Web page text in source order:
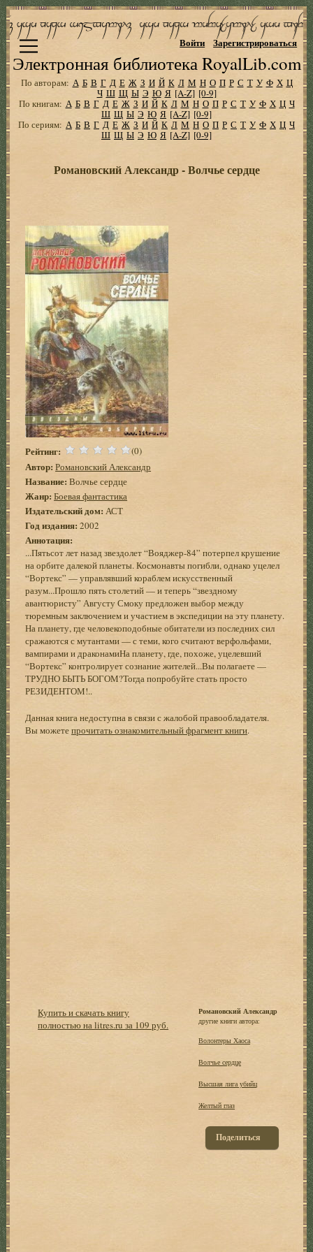
Электронная библиотека RoyalLib.com
Войти Зарегистрироваться
По авторам: А Б В Г Д Е Ж З И Й К Л М Н О П Р С Т У Ф Х Ц
Ч Ш Щ Ы Э Ю Я [A-Z] [0-9]
По книгам: А Б В Г Д Е Ж З И Й К Л М Н О П Р С Т У Ф Х Ц Ч
Ш Щ Ы Э Ю Я [A-Z] [0-9]
По сериям: А Б В Г Д Е Ж З И Й К Л М Н О П Р С Т У Ф Х Ц Ч
Ш Щ Ы Э Ю Я [A-Z] [0-9]
Романовский Александр - Волчье сердце
Рейтинг: (0)
Автор: Романовский Александр
Название: Волчье сердце
Жанр: Боевая фантастика
Издательский дом: АСТ
Год издания: 2002
Аннотация:
...Пятьсот лет назад звездолет “Вояджер-84” потерпел крушение
на орбите далекой планеты. Космонавты погибли, однако уцелел
“Вортекс” — управлявший кораблем искусственный
разум...Прошло пять столетий — и теперь “звездному
авантюристу” Августу Смоку предложен выбор между
тюремным заключением и участием в экспедиции на эту планету.
На планету, где человекоподобные обитатели из последних сил
сражаются с мутантами — с теми, кого считают верфольфами,
вампирами и драконамиНа планету, где, похоже, уцелевший
“Вортекс” контролирует сознание жителей...Вы полагаете —
ТРУДНО БЫТЬ БОГОМ?Тогда попробуйте стать просто
РЕЗИДЕНТОМ!..
Данная книга недоступна в связи с жалобой правообладателя.
Вы можетепрочитать ознакомительный фрагмент книги.
Купить и скачать книгу
полностью на litres.ru за 109 руб.
Романовский Александр
другие книги автора:
Волонтеры Хаоса
Волчье сердце
Высшая лига убийц
Желтый глаз
Поделиться